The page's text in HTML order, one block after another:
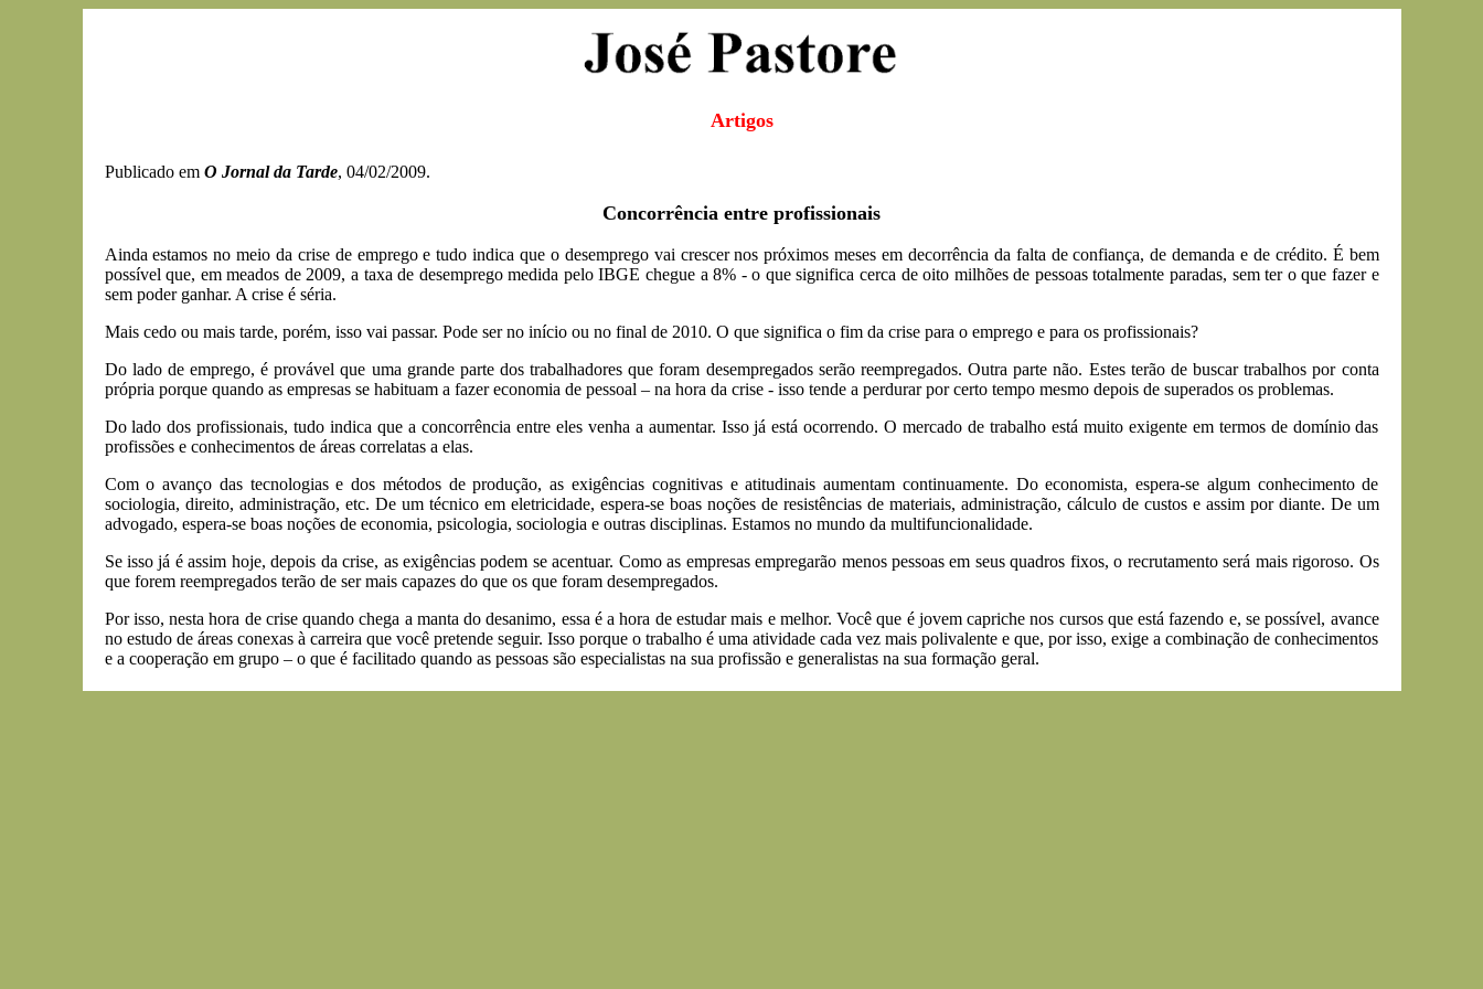
Artigos
Publicado em O Jornal da Tarde, 04/02/2009.
Concorrência entre profissionais
Ainda estamos no meio da crise de emprego e tudo indica que o desemprego vai crescer nos próximos meses em decorrência da falta de confiança, de demanda e de crédito. É bem
possível que, em meados de 2009, a taxa de desemprego medida pelo IBGE chegue a 8% - o que significa cerca de oito milhões de pessoas totalmente paradas, sem ter o que fazer e
sem poder ganhar. A crise é séria.
Mais cedo ou mais tarde, porém, isso vai passar. Pode ser no início ou no final de 2010. O que significa o fim da crise para o emprego e para os profissionais?
Do lado de emprego, é provável que uma grande parte dos trabalhadores que foram desempregados serão reempregados. Outra parte não. Estes terão de buscar trabalhos por conta
própria porque quando as empresas se habituam a fazer economia de pessoal – na hora da crise - isso tende a perdurar por certo tempo mesmo depois de superados os problemas.
Do lado dos profissionais, tudo indica que a concorrência entre eles venha a aumentar. Isso já está ocorrendo. O mercado de trabalho está muito exigente em termos de domínio das
profissões e conhecimentos de áreas correlatas a elas.
Com o avanço das tecnologias e dos métodos de produção, as exigências cognitivas e atitudinais aumentam continuamente. Do economista, espera-se algum conhecimento de
sociologia, direito, administração, etc. De um técnico em eletricidade, espera-se boas noções de resistências de materiais, administração, cálculo de custos e assim por diante. De um
advogado, espera-se boas noções de economia, psicologia, sociologia e outras disciplinas. Estamos no mundo da multifuncionalidade.
Se isso já é assim hoje, depois da crise, as exigências podem se acentuar. Como as empresas empregarão menos pessoas em seus quadros fixos, o recrutamento será mais rigoroso. Os
que forem reempregados terão de ser mais capazes do que os que foram desempregados.
Por isso, nesta hora de crise quando chega a manta do desanimo, essa é a hora de estudar mais e melhor. Você que é jovem capriche nos cursos que está fazendo e, se possível, avance
no estudo de áreas conexas à carreira que você pretende seguir. Isso porque o trabalho é uma atividade cada vez mais polivalente e que, por isso, exige a combinação de conhecimentos
e a cooperação em grupo – o que é facilitado quando as pessoas são especialistas na sua profissão e generalistas na sua formação geral.